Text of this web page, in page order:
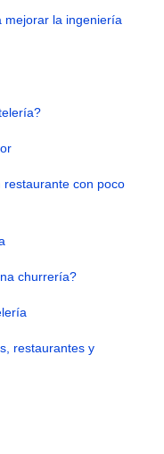
mejorar la ingeniería
con poco
churrería?
restaurantes y